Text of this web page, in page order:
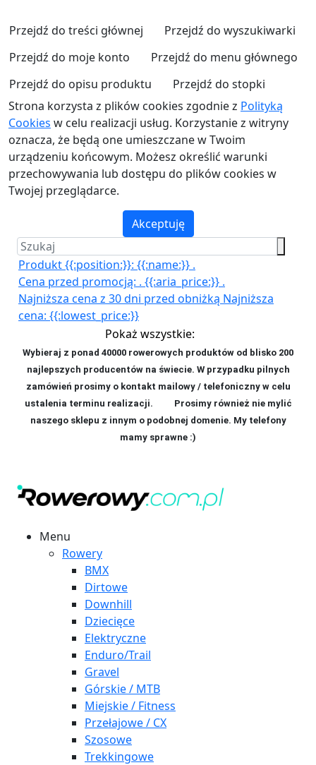
Przejdź do treści głównej
Przejdź do wyszukiwarki
Przejdź do moje konto
Przejdź do menu głównego
Przejdź do opisu produktu
Przejdź do stopki
Strona korzysta z plików cookies zgodnie z Polityką
Cookies w celu realizacji usług. Korzystanie z witryny
oznacza, że będą one umieszczane w Twoim
urządzeniu końcowym. Możesz określić warunki
przechowywania lub dostępu do plików cookies w
Twojej przeglądarce.
Akceptuję
Produkt {{:position:}}: {{:name:}} .
Cena przed promocją: . {{:aria_price:}} .
Najniższa cena z 30 dni przed obniżką Najniższa
cena: {{:lowest_price:}}
Pokaż wszystkie:
Wybieraj z ponad 40000 rowerowych produktów od blisko 200
najlepszych producentów na świecie. W przypadku pilnych
zamówień prosimy o kontakt mailowy / telefoniczny w celu
ustalenia terminu realizacji. Prosimy również nie mylić
naszego sklepu z innym o podobnej domenie. My telefony
mamy sprawne :)
Menu
Rowery
BMX
Dirtowe
Downhill
Dziecięce
Elektryczne
Enduro/Trail
Gravel
Górskie / MTB
Miejskie / Fitness
Przełajowe / CX
Szosowe
Trekkingowe